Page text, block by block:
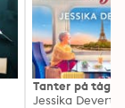
Tanter på tåg
Jessika Devert